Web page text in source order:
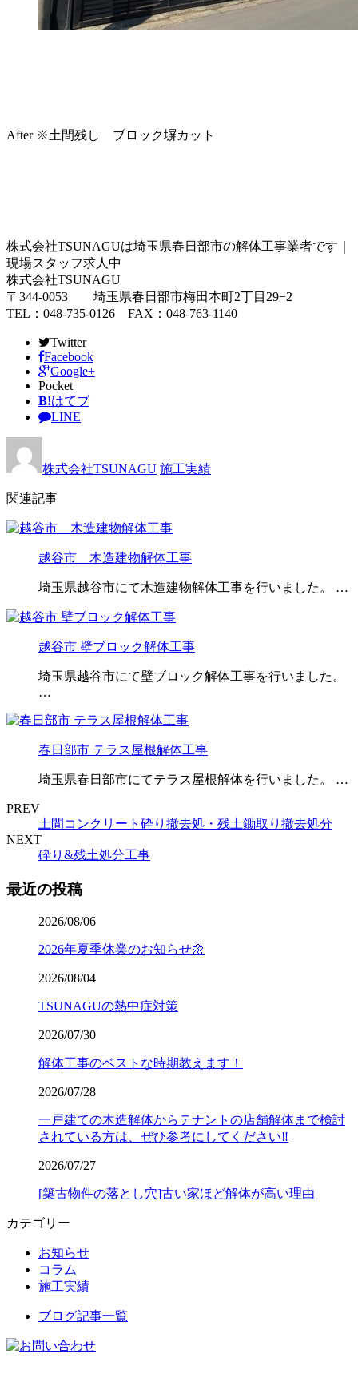
After ※土間残し ブロック塀カット
株式会社TSUNAGUは埼玉県春日部市の解体工事業者です｜
現場スタッフ求人中
株式会社TSUNAGU
〒344-0053 埼玉県春日部市梅田本町2丁目29−2
TEL：048-735-0126 FAX：048-763-1140
Twitter
Facebook
Google+
Pocket
B!はてブ
LINE
株式会社TSUNAGU 施工実績
関連記事
越谷市 木造建物解体工事
埼玉県越谷市にて木造建物解体工事を行いました。 …
越谷市 壁ブロック解体工事
埼玉県越谷市にて壁ブロック解体工事を行いました。
…
春日部市 テラス屋根解体工事
埼玉県春日部市にてテラス屋根解体を行いました。 …
PREV
土間コンクリート砕り撤去処・残土鋤取り撤去処分
NEXT
砕り&残土処分工事
最近の投稿
2026/08/06
2026年夏季休業のお知らせ🌼
2026/08/04
TSUNAGUの熱中症対策
2026/07/30
解体工事のベストな時期教えます！
2026/07/28
一戸建ての木造解体からテナントの店舗解体まで検討
されている方は、ぜひ参考にしてください‼️
2026/07/27
[築古物件の落とし穴]古い家ほど解体が高い理由
カテゴリー
お知らせ
コラム
施工実績
ブログ記事一覧